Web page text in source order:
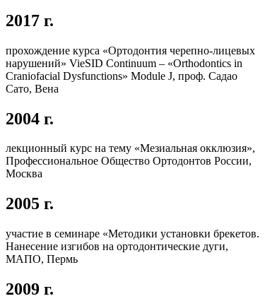
2017 г.
прохождение курса «Ортодонтия черепно-лицевых
нарушений» VieSID Continuum – «Orthodontics in
Craniofacial Dysfunctions» Module J, проф. Садао
Сато, Вена
2004 г.
лекционный курс на тему «Мезиальная окклюзия»,
Профессиональное Общество Ортодонтов России,
Москва
2005 г.
участие в семинаре «Методики установки брекетов.
Нанесение изгибов на ортодонтические дуги,
МАПО, Пермь
2009 г.